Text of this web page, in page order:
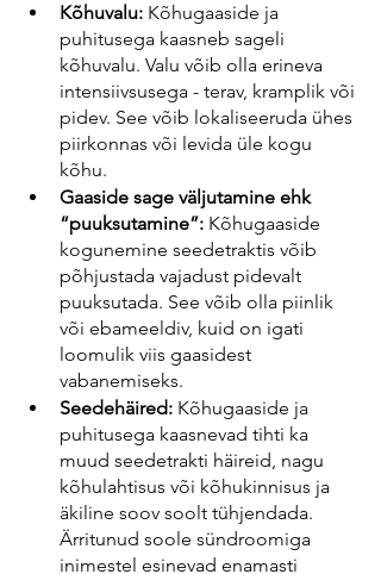
Kõhuvalu: Kõhugaaside ja
puhitusega kaasneb sageli
kõhuvalu. Valu võib olla erineva
intensiivsusega - terav, kramplik või
pidev. See võib lokaliseeruda ühes
piirkonnas või levida üle kogu
kõhu.
Gaaside sage väljutamine ehk
“puuksutamine”: Kõhugaaside
kogunemine seedetraktis võib
põhjustada vajadust pidevalt
puuksutada. See võib olla piinlik
või ebameeldiv, kuid on igati
loomulik viis gaasidest
vabanemiseks.
Seedehäired: Kõhugaaside ja
puhitusega kaasnevad tihti ka
muud seedetrakti häireid, nagu
kõhulahtisus või kõhukinnisus ja
äkiline soov soolt tühjendada.
Ärritunud soole sündroomiga
inimestel esinevad enamasti